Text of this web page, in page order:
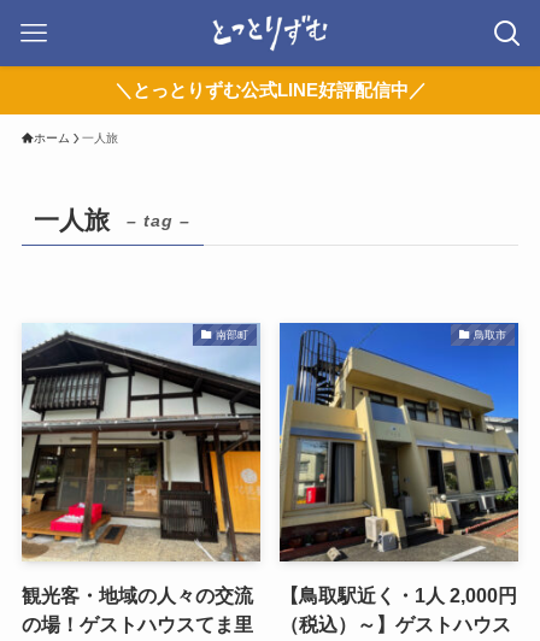
＼とっとりずむ公式LINE好評配信中／
ホーム 一人旅
一人旅 – tag –
南部町
観光客・地域の人々の交流
の場！ゲストハウスてま里
鳥取市
【鳥取駅近く・1人 2,000円
（税込）～】ゲストハウス